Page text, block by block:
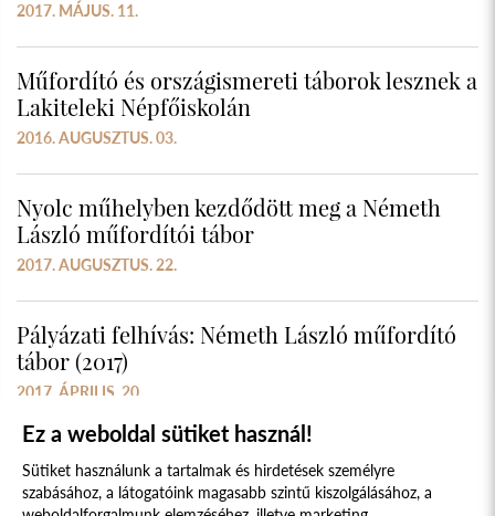
2017. MÁJUS. 11.
Műfordító és országismereti táborok lesznek a
Lakiteleki Népfőiskolán
2016. AUGUSZTUS. 03.
Nyolc műhelyben kezdődött meg a Németh
László műfordítói tábor
2017. AUGUSZTUS. 22.
Pályázati felhívás: Németh László műfordító
tábor (2017)
2017. ÁPRILIS. 20.
Ez a weboldal sütiket használ!
Sütiket használunk a tartalmak és hirdetések személyre
szabásához, a látogatóink magasabb szintű kiszolgálásához, a